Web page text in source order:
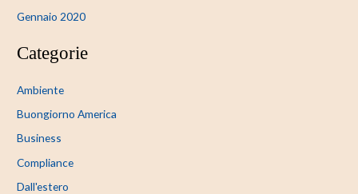
Gennaio 2020
Categorie
Ambiente
Buongiorno America
Business
Compliance
Dall'estero